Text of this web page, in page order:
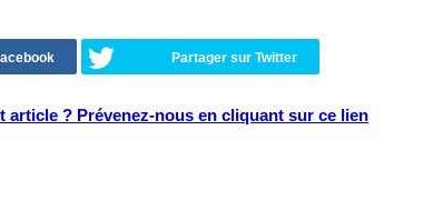
Partager sur Twitter
article ? Prévenez-nous en cliquant sur ce lien